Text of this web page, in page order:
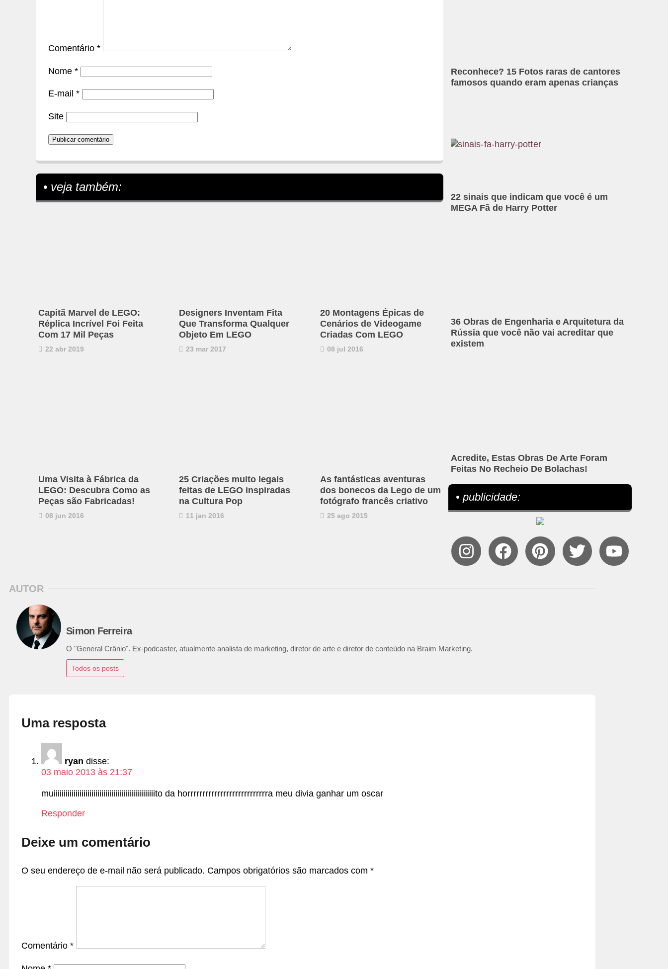
Comentário *
Nome *
E-mail *
Site
• veja também:
Capitã Marvel de LEGO:
Réplica Incrível Foi Feita
Com 17 Mil Peças
22 abr 2019
Designers Inventam Fita
Que Transforma Qualquer
Objeto Em LEGO
23 mar 2017
20 Montagens Épicas de
Cenários de Videogame
Criadas Com LEGO
08 jul 2016
Uma Visita à Fábrica da
LEGO: Descubra Como as
Peças são Fabricadas!
08 jun 2016
25 Criações muito legais
feitas de LEGO inspiradas
na Cultura Pop
11 jan 2016
As fantásticas aventuras
dos bonecos da Lego de um
fotógrafo francês criativo
25 ago 2015
Reconhece? 15 Fotos raras de cantores
famosos quando eram apenas crianças
22 sinais que indicam que você é um
MEGA Fã de Harry Potter
36 Obras de Engenharia e Arquitetura da
Rússia que você não vai acreditar que
existem
Acredite, Estas Obras De Arte Foram
Feitas No Recheio De Bolachas!
• publicidade:
AUTOR
Simon Ferreira
O "General Crânio". Ex-podcaster, atualmente analista de marketing, diretor de arte e diretor de conteúdo na Braim Marketing.
Todos os posts
Uma resposta
ryan disse:
03 maio 2013 às 21:37
muiiiiiiiiiiiiiiiiiiiiiiiiiiiiiiiiiiiiiiiiiiiiiiiiiiito da horrrrrrrrrrrrrrrrrrrrrrrrrrra meu divia ganhar um oscar
Responder
Deixe um comentário
O seu endereço de e-mail não será publicado. Campos obrigatórios são marcados com *
Comentário *